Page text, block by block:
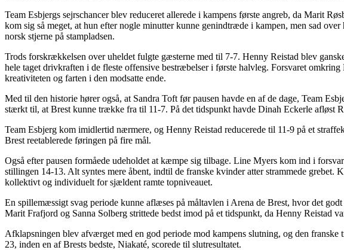
Team Esbjergs sejrschancer blev reduceret allerede i kampens første angreb, da Marit
kom sig så meget, at hun efter nogle minutter kunne genindtræde i kampen, men sad
norsk stjerne på stampladsen.
Trods forskrækkelsen over uheldet fulgte gæsterne med til 7-7. Henny Reistad blev
hele taget drivkraften i de fleste offensive bestræbelser i første halvleg. Forsvaret
kreativiteten og farten i den modsatte ende.
Med til den historie hører også, at Sandra Toft før pausen havde en af de dage, Team
stærkt til, at Brest kunne trække fra til 11-7. På det tidspunkt havde Dinah Eckerle afløst
Team Esbjerg kom imidlertid nærmere, og Henny Reistad reducerede til 11-9 på et
Brest reetablerede føringen på fire mål.
Også efter pausen formåede udeholdet at kæmpe sig tilbage. Line Myers kom ind i
stillingen 14-13. Alt syntes mere åbent, indtil de franske kvinder atter strammede
kollektivt og individuelt for sjældent ramte topniveauet.
En spillemæssigt svag periode kunne aflæses på måltavlen i Arena de Brest, hvor det
Marit Frafjord og Sanna Solberg strittede bedst imod på et tidspunkt, da Henny Reistad
Afklapsningen blev afværget med en god periode mod kampens slutning, og den
23, inden en af Brests bedste, Niakaté, scorede til slutresultatet.